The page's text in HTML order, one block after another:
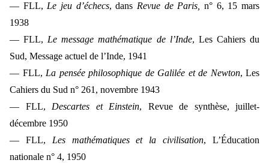
— FLL, Le jeu d’échecs, dans Revue de Paris,
n° 6, 15 mars
1938
— FLL, Le message mathématique de l’Inde, Les Cahiers du
Sud, Message actuel de l’Inde, 1941
— FLL, La pensée philosophique de Galilée et de Newton, Les
Cahiers du Sud n° 261, novembre 1943
— FLL, Descartes et Einstein, Revue de synthèse, juillet-
décembre 1950
— FLL, Les mathématiques et la civilisation, L’Éducation
nationale n° 4, 1950